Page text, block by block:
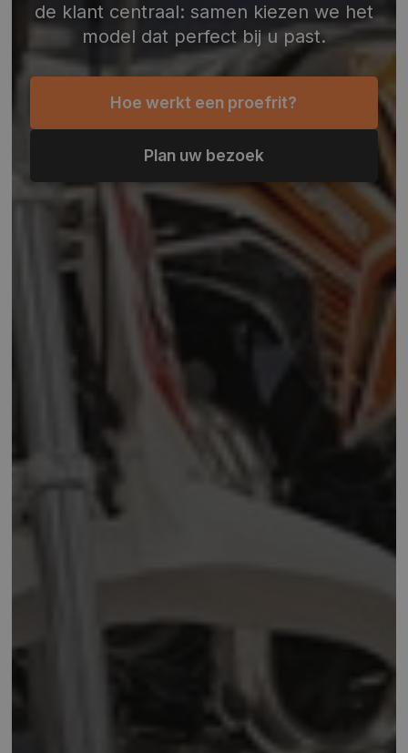
de klant centraal: samen kiezen we het
model dat perfect bij u past.
Hoe werkt een proefrit?
Plan uw bezoek